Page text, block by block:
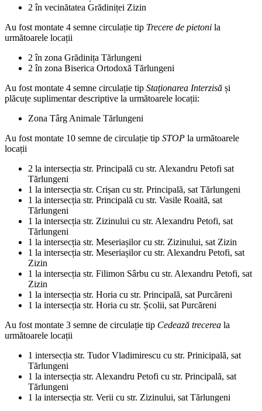
2 în vecinătatea Grădiniței Zizin
Au fost montate 4 semne circulație tip Trecere de pietoni la
următoarele locații
2 în zona Grădinița Tărlungeni
2 în zona Biserica Ortodoxă Tărlungeni
Au fost montate 4 semne circulație tip Staționarea Interzisă și
plăcuțe suplimentar descriptive la următoarele locații:
Zona Târg Animale Tărlungeni
Au fost montate 10 semne de circulație tip STOP la următoarele
locații
2 la intersecția str. Principală cu str. Alexandru Petofi sat
Tărlungeni
1 la intersecția str. Crișan cu str. Principală, sat Tărlungeni
1 la intersecția str. Principală cu str. Vasile Roaită, sat
Tărlungeni
1 la intersecția str. Zizinului cu str. Alexandru Petofi, sat
Tărlungeni
1 la intersecția str. Meseriașilor cu str. Zizinului, sat Zizin
1 la intersecția str. Meseriașilor cu str. Alexandru Petofi, sat
Zizin
1 la intersecția str. Filimon Sârbu cu str. Alexandru Petofi, sat
Zizin
1 la intersecția str. Horia cu str. Principală, sat Purcăreni
1 la intersecția str. Horia cu str. Școlii, sat Purcăreni
Au fost montate 3 semne de circulație tip Cedează trecerea la
următoarele locații
1 intersecția str. Tudor Vladimirescu cu str. Prinicipală, sat
Tărlungeni
1 la intersecția str. Alexandru Petofi cu str. Principală, sat
Tărlungeni
1 la intersecția str. Verii cu str. Zizinului, sat Tărlungeni